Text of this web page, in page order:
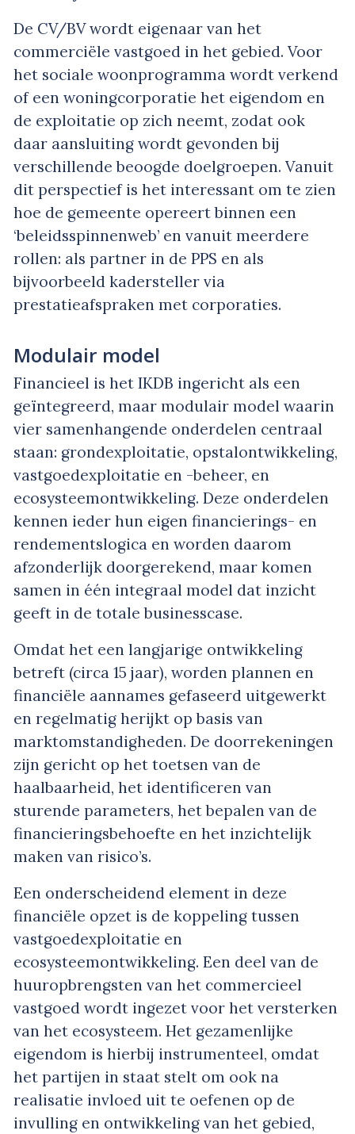
De CV/BV wordt eigenaar van het
commerciële vastgoed in het gebied. Voor
het sociale woonprogramma wordt verkend
of een woningcorporatie het eigendom en
de exploitatie op zich neemt, zodat ook
daar aansluiting wordt gevonden bij
verschillende beoogde doelgroepen. Vanuit
dit perspectief is het interessant om te zien
hoe de gemeente opereert binnen een
‘beleidsspinnenweb’ en vanuit meerdere
rollen: als partner in de PPS en als
bijvoorbeeld kadersteller via
prestatieafspraken met corporaties.
Modulair model
Financieel is het IKDB ingericht als een
geïntegreerd, maar modulair model waarin
vier samenhangende onderdelen centraal
staan: grondexploitatie, opstalontwikkeling,
vastgoedexploitatie en -beheer, en
ecosysteemontwikkeling. Deze onderdelen
kennen ieder hun eigen financierings- en
rendementslogica en worden daarom
afzonderlijk doorgerekend, maar komen
samen in één integraal model dat inzicht
geeft in de totale businesscase.
Omdat het een langjarige ontwikkeling
betreft (circa 15 jaar), worden plannen en
financiële aannames gefaseerd uitgewerkt
en regelmatig herijkt op basis van
marktomstandigheden. De doorrekeningen
zijn gericht op het toetsen van de
haalbaarheid, het identificeren van
sturende parameters, het bepalen van de
financieringsbehoefte en het inzichtelijk
maken van risico’s.
Een onderscheidend element in deze
financiële opzet is de koppeling tussen
vastgoedexploitatie en
ecosysteemontwikkeling. Een deel van de
huuropbrengsten van het commercieel
vastgoed wordt ingezet voor het versterken
van het ecosysteem. Het gezamenlijke
eigendom is hierbij instrumenteel, omdat
het partijen in staat stelt om ook na
realisatie invloed uit te oefenen op de
invulling en ontwikkeling van het gebied,